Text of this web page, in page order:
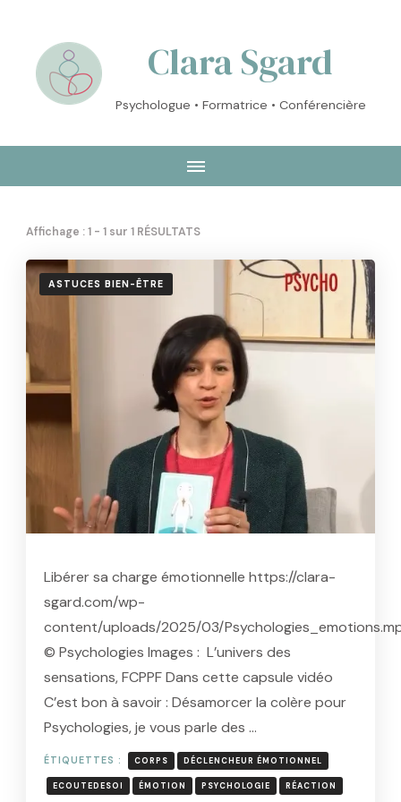
Clara Sgard
Psychologue • Formatrice • Conférencière
Affichage : 1 - 1 sur 1 RÉSULTATS
ASTUCES BIEN-ÊTRE
Libérer sa charge émotionnelle https://clara-
sgard.com/wp-
content/uploads/2025/03/
© Psychologies Images : L’univers des
sensations, FCPPF Dans cette capsule vidéo
C’est bon à savoir : Désamorcer la colère pour
Psychologies, je vous parle des …
ÉTIQUETTES : CORPS DÉCLENCHEUR ÉMOTIONNEL
ECOUTEDESOI ÉMOTION PSYCHOLOGIE RÉACTION